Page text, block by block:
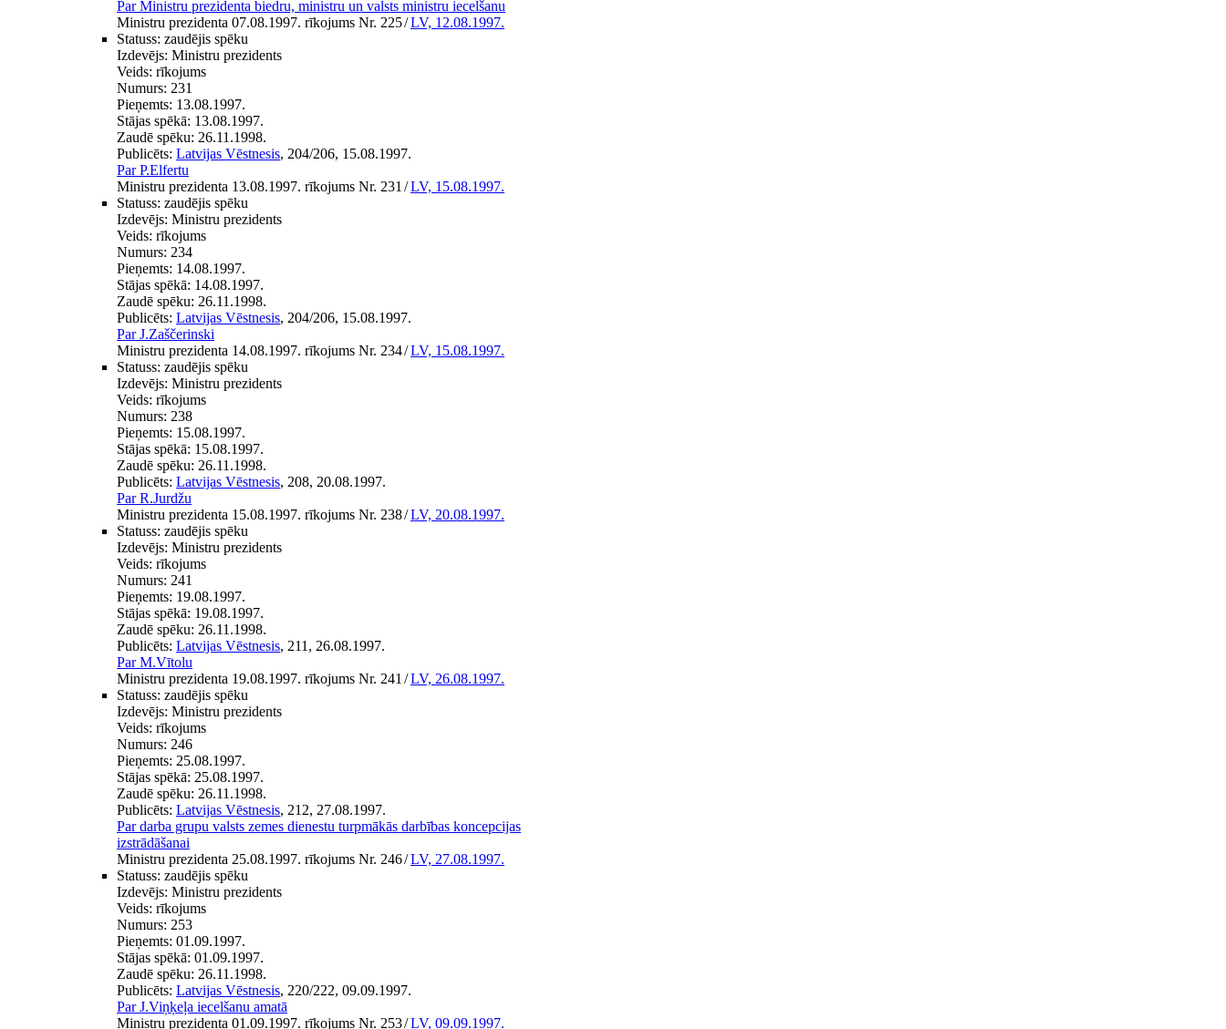
Par Ministru prezidenta biedru, ministru un valsts ministru iecelšanu
Ministru prezidenta 07.08.1997. rīkojums Nr. 225/LV, 12.08.1997.
Statuss: zaudējis spēku
Izdevējs: Ministru prezidents
Veids: rīkojums
Numurs: 231
Pieņemts: 13.08.1997.
Stājas spēkā: 13.08.1997.
Zaudē spēku: 26.11.1998.
Publicēts: Latvijas Vēstnesis, 204/206, 15.08.1997.
Par P.Elfertu
Ministru prezidenta 13.08.1997. rīkojums Nr. 231 /LV, 15.08.1997.
Statuss: zaudējis spēku
Izdevējs: Ministru prezidents
Veids: rīkojums
Numurs: 234
Pieņemts: 14.08.1997.
Stājas spēkā: 14.08.1997.
Zaudē spēku: 26.11.1998.
Publicēts: Latvijas Vēstnesis, 204/206, 15.08.1997.
Par J.Zaščerinski
Ministru prezidenta 14.08.1997. rīkojums Nr. 234/LV, 15.08.1997.
Statuss: zaudējis spēku
Izdevējs: Ministru prezidents
Veids: rīkojums
Numurs: 238
Pieņemts: 15.08.1997.
Stājas spēkā: 15.08.1997.
Zaudē spēku: 26.11.1998.
Publicēts: Latvijas Vēstnesis, 208, 20.08.1997.
Par R.Jurdžu
Ministru prezidenta 15.08.1997. rīkojums Nr. 238/LV, 20.08.1997.
Statuss: zaudējis spēku
Izdevējs: Ministru prezidents
Veids: rīkojums
Numurs: 241
Pieņemts: 19.08.1997.
Stājas spēkā: 19.08.1997.
Zaudē spēku: 26.11.1998.
Publicēts: Latvijas Vēstnesis, 211, 26.08.1997.
Par M.Vītolu
Ministru prezidenta 19.08.1997. rīkojums Nr. 241 /LV, 26.08.1997.
Statuss: zaudējis spēku
Izdevējs: Ministru prezidents
Veids: rīkojums
Numurs: 246
Pieņemts: 25.08.1997.
Stājas spēkā: 25.08.1997.
Zaudē spēku: 26.11.1998.
Publicēts: Latvijas Vēstnesis, 212, 27.08.1997.
Par darba grupu valsts zemes dienestu turpmākās darbības koncepcijas
izstrādāšanai
Ministru prezidenta 25.08.1997. rīkojums Nr. 246/LV, 27.08.1997.
Statuss: zaudējis spēku
Izdevējs: Ministru prezidents
Veids: rīkojums
Numurs: 253
Pieņemts: 01.09.1997.
Stājas spēkā: 01.09.1997.
Zaudē spēku: 26.11.1998.
Publicēts: Latvijas Vēstnesis, 220/222, 09.09.1997.
Par J.Viņķeļa iecelšanu amatā
Ministru prezidenta 01.09.1997. rīkojums Nr. 253/LV, 09.09.1997.